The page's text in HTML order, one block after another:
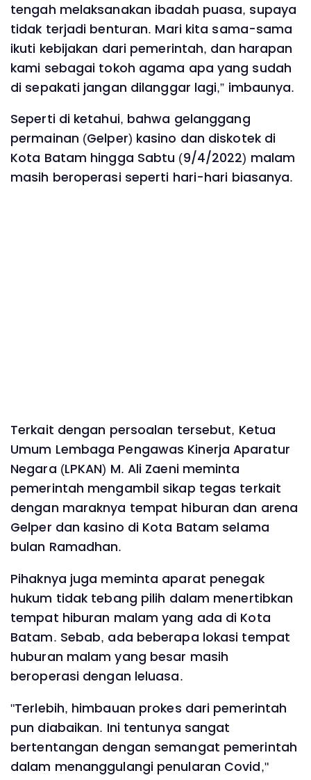
tengah melaksanakan ibadah puasa, supaya
tidak terjadi benturan. Mari kita sama-sama
ikuti kebijakan dari pemerintah, dan harapan
kami sebagai tokoh agama apa yang sudah
di sepakati jangan dilanggar lagi,” imbaunya.
Seperti di ketahui, bahwa gelanggang
permainan (Gelper) kasino dan diskotek di
Kota Batam hingga Sabtu (9/4/2022) malam
masih beroperasi seperti hari-hari biasanya.
Terkait dengan persoalan tersebut, Ketua
Umum Lembaga Pengawas Kinerja Aparatur
Negara (LPKAN) M. Ali Zaeni meminta
pemerintah mengambil sikap tegas terkait
dengan maraknya tempat hiburan dan arena
Gelper dan kasino di Kota Batam selama
bulan Ramadhan.
Pihaknya juga meminta aparat penegak
hukum tidak tebang pilih dalam menertibkan
tempat hiburan malam yang ada di Kota
Batam. Sebab, ada beberapa lokasi tempat
huburan malam yang besar masih
beroperasi dengan leluasa.
"Terlebih, himbauan prokes dari pemerintah
pun diabaikan. Ini tentunya sangat
bertentangan dengan semangat pemerintah
dalam menanggulangi penularan Covid,"